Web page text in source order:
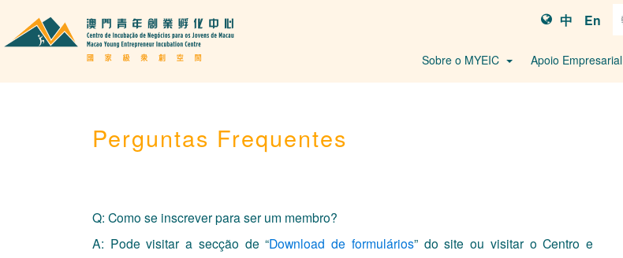
中 En
Sobre o MYEIC Apoio Empresarial
Perguntas Frequentes
Q: Como se inscrever para ser um membro?
A: Pode visitar a secção de “Download de formulários” do site ou visitar o Centro e